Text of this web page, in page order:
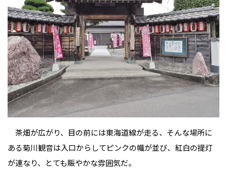
茶畑が広がり、目の前には東海道線が走る、そんな場所に
ある菊川観音は入口からしてピンクの幟が並び、紅白の提灯
が連なり、とても賑やかな雰囲気だ。